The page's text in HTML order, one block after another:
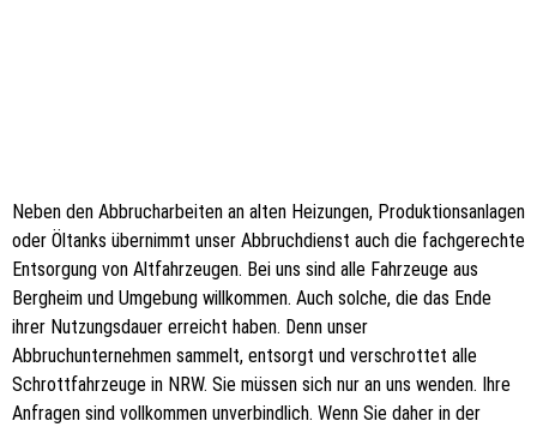
Neben den Abbrucharbeiten an alten Heizungen, Produktionsanlagen
oder Öltanks übernimmt unser Abbruchdienst auch die fachgerechte
Entsorgung von Altfahrzeugen. Bei uns sind alle Fahrzeuge aus
Bergheim und Umgebung willkommen. Auch solche, die das Ende
ihrer Nutzungsdauer erreicht haben. Denn unser
Abbruchunternehmen sammelt, entsorgt und verschrottet alle
Schrottfahrzeuge in NRW. Sie müssen sich nur an uns wenden. Ihre
Anfragen sind vollkommen unverbindlich. Wenn Sie daher in der